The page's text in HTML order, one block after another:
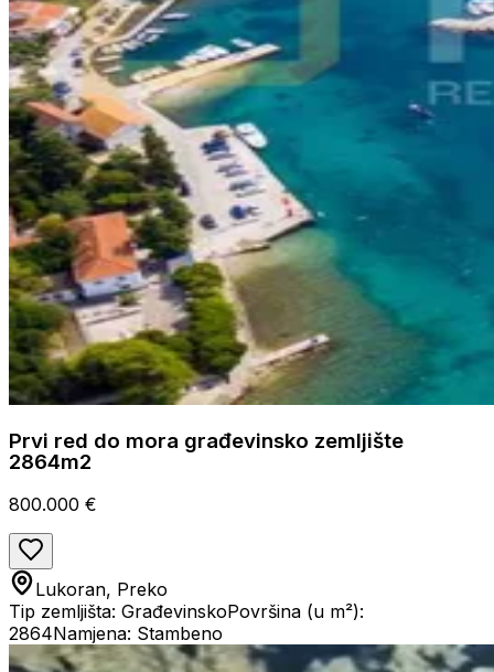
Prvi red do mora građevinsko zemljište
2864m2
800.000 €
Lukoran, Preko
Tip zemljišta: GrađevinskoPovršina (u m²):
2864Namjena: Stambeno